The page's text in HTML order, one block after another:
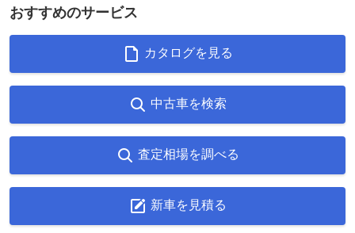
おすすめのサービス
カタログを見る
中古車を検索
査定相場を調べる
新車を見積る